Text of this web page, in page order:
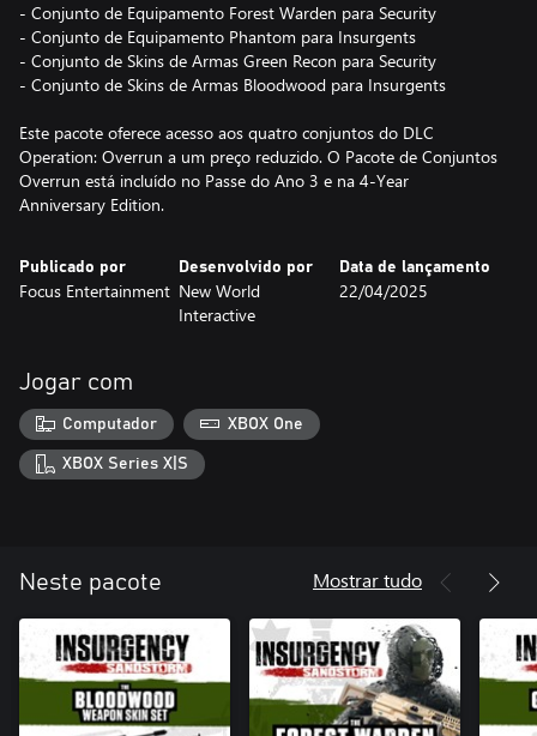
- Conjunto de Equipamento Forest Warden para Security
- Conjunto de Equipamento Phantom para Insurgents
- Conjunto de Skins de Armas Green Recon para Security
- Conjunto de Skins de Armas Bloodwood para Insurgents
Este pacote oferece acesso aos quatro conjuntos do DLC
Operation: Overrun a um preço reduzido. O Pacote de Conjuntos
Overrun está incluído no Passe do Ano 3 e na 4-Year
Anniversary Edition.
Publicado por
Focus Entertainment
Desenvolvido por
New World
Interactive
Data de lançamento
22/04/2025
Jogar com
Computador XBOX One
XBOX Series X|S
Neste pacote Mostrar tudo